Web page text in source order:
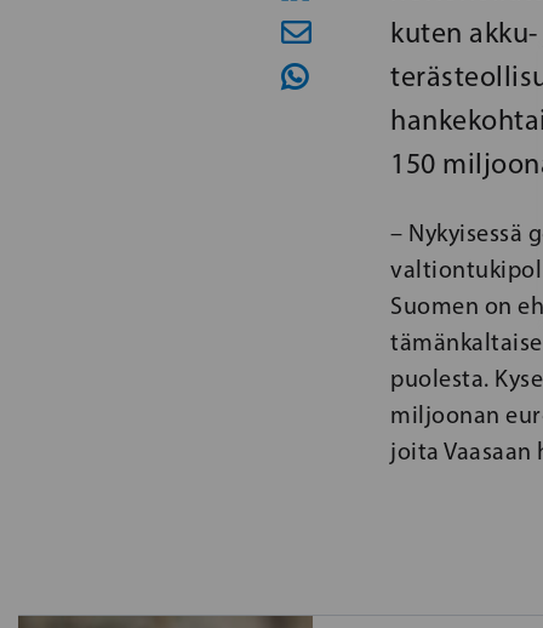
kuten
150
– Nykyisessä
Suomen on
puolesta.
miljoonan
joita